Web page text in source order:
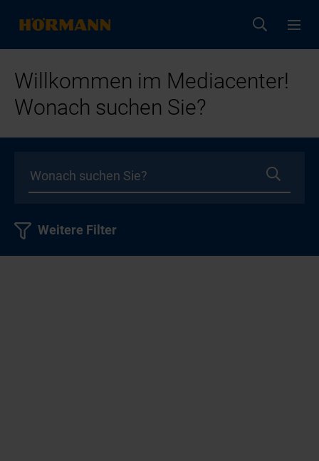
Willkommen im Mediacenter!
Wonach suchen Sie?
Weitere Filter